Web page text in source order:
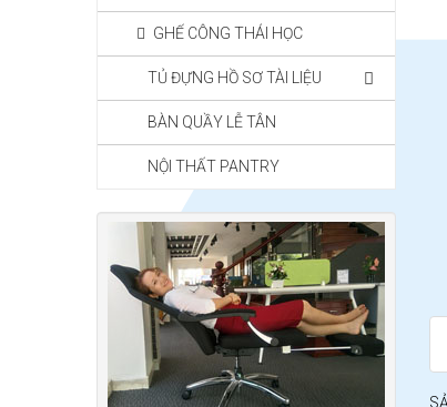
GHẾ CÔNG THÁI HỌC
TỦ ĐỰNG HỒ SƠ TÀI LIỆU
BÀN QUẦY LỄ TÂN
NỘI THẤT PANTRY